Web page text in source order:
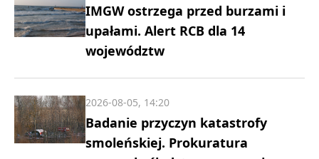
IMGW ostrzega przed burzami i
upałami. Alert RCB dla 14
województw
Badanie przyczyn katastrofy
smoleńskiej. Prokuratura
2026-08-05, 14:20